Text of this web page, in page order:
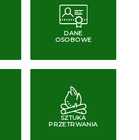
DANE
OSOBOWE
SZTUKA
PRZETRWANIA